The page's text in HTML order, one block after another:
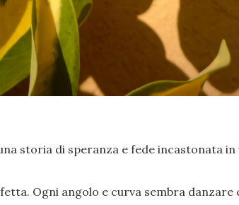
storia di speranza e fede incastonata
Ogni angolo e curva sembra danzare